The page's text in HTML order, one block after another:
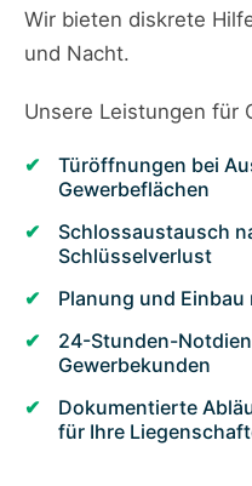
Wir bieten diskrete
und Nacht.
Unsere Leistungen für
Türöffnungen bei
Gewerbeflächen
Schlossaustausch
Schlüsselverlust
Planung und
24-Stunden-
Gewerbekunden
Dokumentierte
für Ihre